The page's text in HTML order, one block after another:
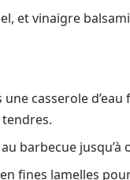
et vinaigre
une casserole
tendres.
barbecue
fines lamelles